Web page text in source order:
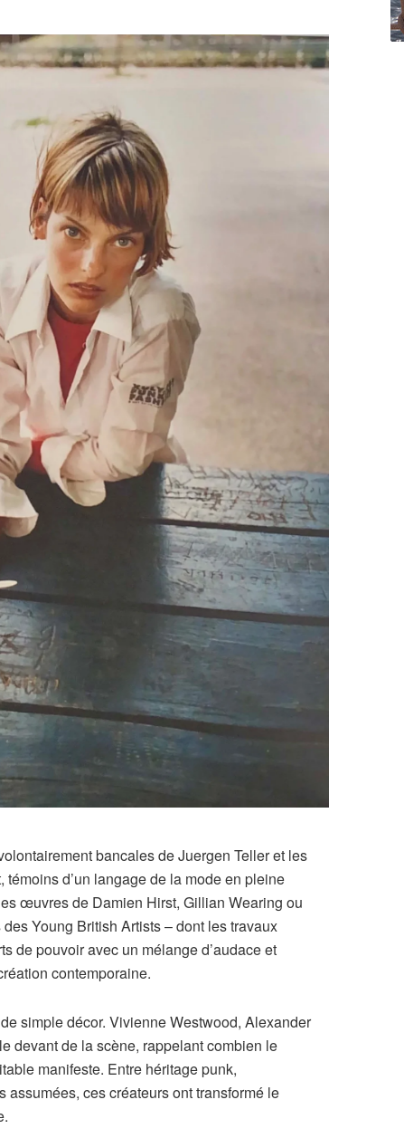
bancales de Juergen Teller et les
d’un langage de la mode en pleine
œuvres de Damien Hirst, Gillian Wearing ou
Young British Artists – dont les travaux
de pouvoir avec un mélange d’audace et
contemporaine.
simple décor. Vivienne Westwood, Alexander
devant de la scène, rappelant combien le
manifeste. Entre héritage punk,
ces créateurs ont transformé le